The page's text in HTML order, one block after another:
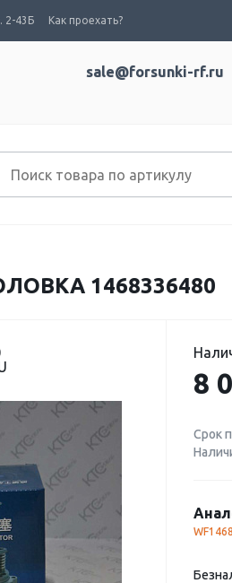
2-43Б Как проехать?
sale@forsunki-rf.ru
1468336480
8
Срок